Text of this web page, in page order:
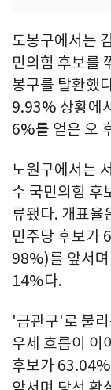
도봉구에서는
민의힘 후보를
봉구를 탈환했
9.93% 상황에
6%를 얻은 오
노원구에서는
수 국민의힘
류됐다. 개표율
민주당 후보가
98%)를 앞서
14%다.
'금관구'로 불
우세 흐름이 이
후보가